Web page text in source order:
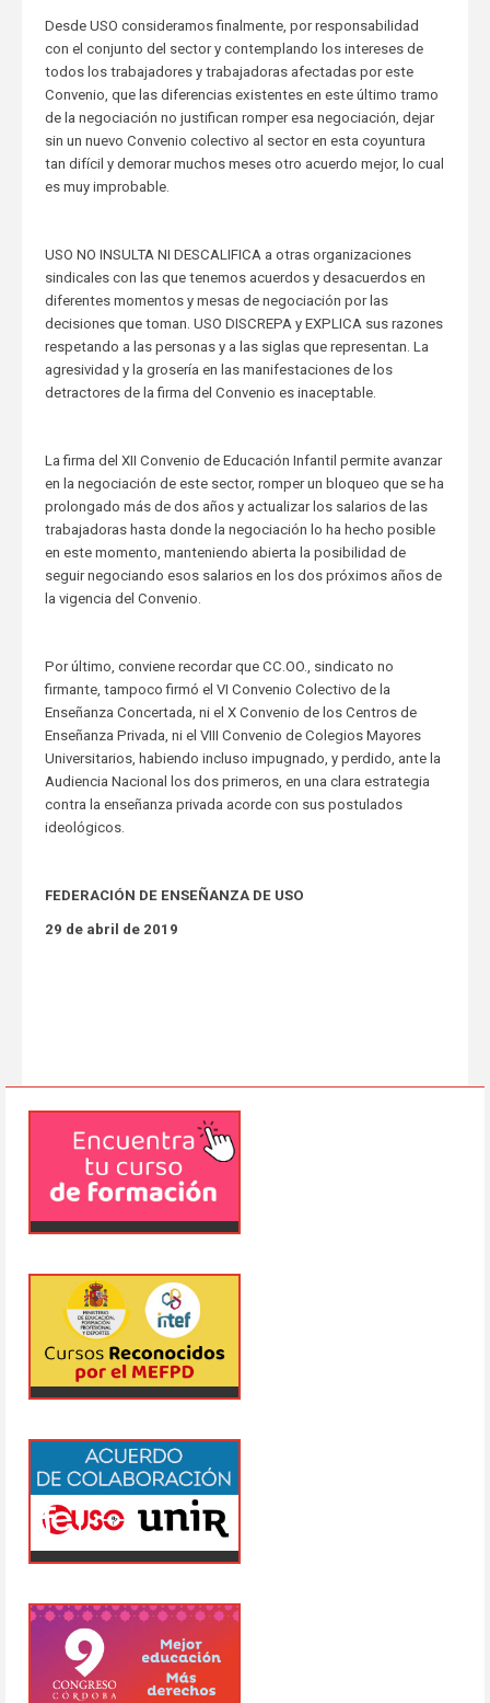
Desde USO consideramos finalmente, por responsabilidad
con el conjunto del sector y contemplando los intereses de
todos los trabajadores y trabajadoras afectadas por este
Convenio, que las diferencias existentes en este último tramo
de la negociación no justifican romper esa negociación, dejar
sin un nuevo Convenio colectivo al sector en esta coyuntura
tan difícil y demorar muchos meses otro acuerdo mejor, lo cual
es muy improbable.
USO NO INSULTA NI DESCALIFICA a otras organizaciones
sindicales con las que tenemos acuerdos y desacuerdos en
diferentes momentos y mesas de negociación por las
decisiones que toman. USO DISCREPA y EXPLICA sus razones
respetando a las personas y a las siglas que representan. La
agresividad y la grosería en las manifestaciones de los
detractores de la firma del Convenio es inaceptable.
La firma del XII Convenio de Educación Infantil permite avanzar
en la negociación de este sector, romper un bloqueo que se ha
prolongado más de dos años y actualizar los salarios de las
trabajadoras hasta donde la negociación lo ha hecho posible
en este momento, manteniendo abierta la posibilidad de
seguir negociando esos salarios en los dos próximos años de
la vigencia del Convenio.
Por último, conviene recordar que CC.OO., sindicato no
firmante, tampoco firmó el VI Convenio Colectivo de la
Enseñanza Concertada, ni el X Convenio de los Centros de
Enseñanza Privada, ni el VIII Convenio de Colegios Mayores
Universitarios, habiendo incluso impugnado, y perdido, ante la
Audiencia Nacional los dos primeros, en una clara estrategia
contra la enseñanza privada acorde con sus postulados
ideológicos.
FEDERACIÓN DE ENSEÑANZA DE USO
29 de abril de 2019